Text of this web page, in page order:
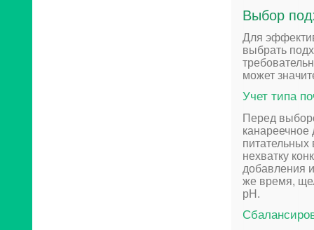
Выбор
Для
выбрать
может
Учет типа
Перед
нехватку
добавления
же время,
pH.